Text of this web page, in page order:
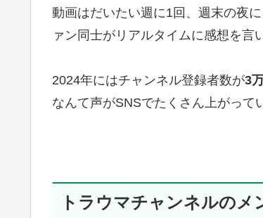
動画はだいたい週に1回、週末の夜に
ァン同士がリアルタイムに感想を言
2024年にはチャンネル登録者数が3
なんて声がSNSでたくさん上がって
トラウマチャンネルのメ